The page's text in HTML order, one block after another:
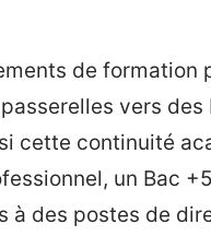
de formation
vers des
cette continuité
un Bac
à des postes de